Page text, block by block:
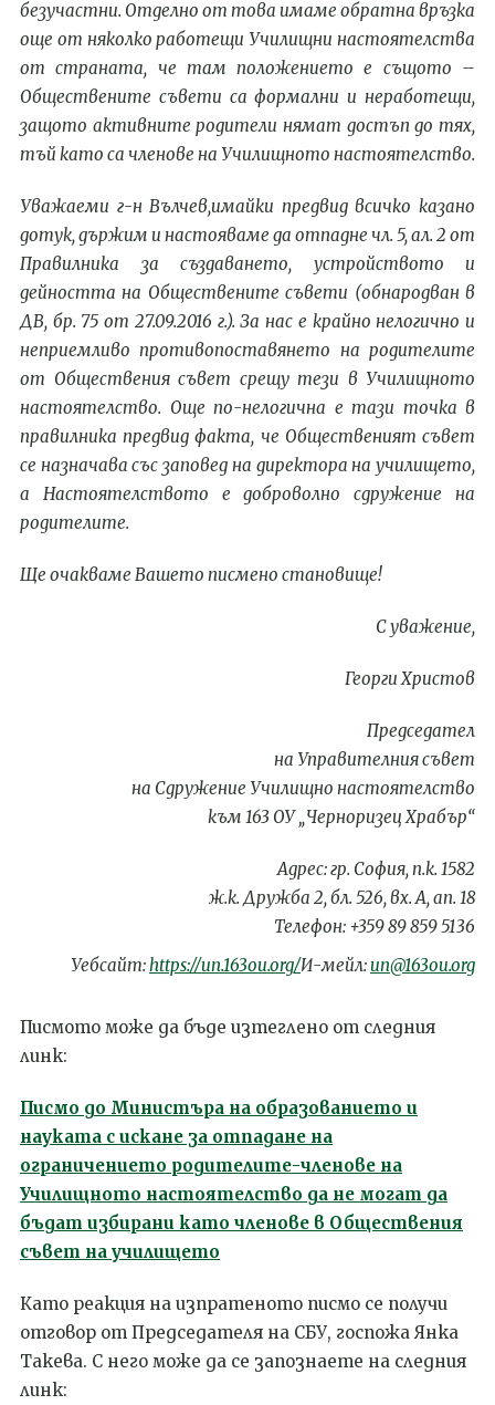
безучастни. Отделно от това имаме обратна връзка
още от няколко работещи Училищни настоятелства
от страната, че там положението е същото –
Обществените съвети са формални и неработещи,
защото активните родители нямат достъп до тях,
тъй като са членове на Училищното настоятелство.
Уважаеми г-н Вълчев,имайки предвид всичко казано
дотук, държим и настояваме да отпадне чл. 5, ал. 2 от
Правилника за създаването, устройството и
дейността на Обществените съвети (обнародван в
ДВ, бр. 75 от 27.09.2016 г.). За нас е крайно нелогично и
неприемливо противопоставянето на родителите
от Обществения съвет срещу тези в Училищното
настоятелство. Още по-нелогична е тази точка в
правилника предвид факта, че Общественият съвет
се назначава със заповед на директора на училището,
а Настоятелството е доброволно сдружение на
родителите.
Ще очакваме Вашето писмено становище!
С уважение,
Георги Христов
Председател
на Управителния съвет
на Сдружение Училищно настоятелство
към 163 ОУ „Черноризец Храбър“
Адрес: гр. София, п.к. 1582
ж.к. Дружба 2, бл. 526, вх. А, ап. 18
Телефон: +359 89 859 5136
Уебсайт:https://un.163ou.org/И-мейл: un@163ou.org
Писмото може да бъде изтеглено от следния
линк:
Писмо до Министъра на образованието и
науката с искане за отпадане на
ограничението родителите-членове на
Училищното настоятелство да не могат да
бъдат избирани като членове в Обществения
съвет на училището
Като реакция на изпратеното писмо се получи
отговор от Председателя на СБУ, госпожа Янка
Такева. С него може да се запознаете на следния
линк: